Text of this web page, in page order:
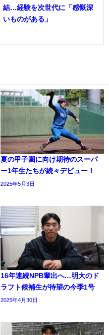
結…経験を次世代に「感慨深
いものがある」
夏の甲子園に向け期待のスーパ
ー1年生たちが続々デビュー！
2025年5月3日
16年連続NPB輩出へ…明大のド
ラフト候補生が待望の今季1号
2025年4月30日